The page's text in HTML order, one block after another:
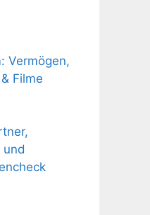
Vermögen,
Filme
und